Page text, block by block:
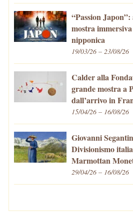
“Passion
mostra
nipponica
19/03/26 – 23/08/26
Calder alla
grande mostra a
dall’arrivo in
15/04/26 – 16/08/26
Giovanni
Divisionismo
Marmottan
29/04/26 – 16/08/26